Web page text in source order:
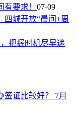
要求！ 07-09
四城开放“晨间+周
把握时机尽早递
签证比较好？ 7月